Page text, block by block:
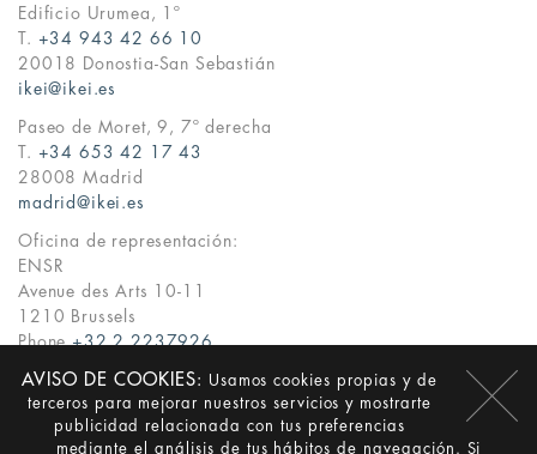
AVISO DE COOKIES:
Usamos cookies propias y de
terceros para mejorar nuestros servicios y mostrarte
publicidad relacionada con tus preferencias
mediante el análisis de tus hábitos de navegación. Si
Edificio Urumea, 1º
T. +34 943 42 66 10
20018 Donostia-San Sebastián
ikei@ikei.es
Paseo de Moret, 9, 7º derecha
T. +34 653 42 17 43
28008 Madrid
madrid@ikei.es
Oficina de representación:
ENSR
Avenue des Arts 10-11
1210 Brussels
Phone+32 2 2237926
EN · EU